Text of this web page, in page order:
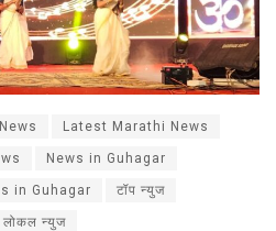
Latest Marathi News
News in Guhagar
in Guhagar टॉप न्युज
लोकल न्युज